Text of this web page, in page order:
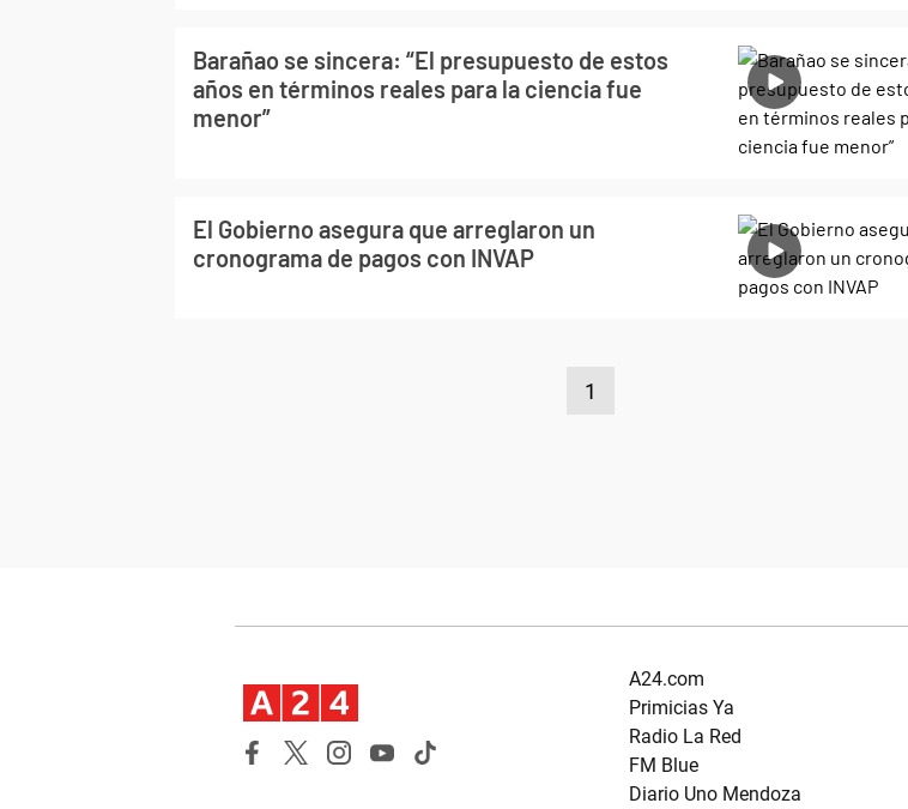
Barañao se sincera: “El presupuesto de estos
años en términos reales para la ciencia fue
menor”
El Gobierno asegura que arreglaron un
cronograma de pagos con INVAP
1
A24.com
Primicias Ya
Radio La Red
FM Blue
Diario Uno Mendoza